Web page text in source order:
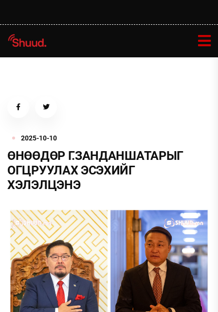
2025-10-10
ӨНӨӨДӨР Г.ЗАНДАНШАТАРЫГ
ОГЦРУУЛАХ ЭСЭХИЙГ
ХЭЛЭЛЦЭНЭ